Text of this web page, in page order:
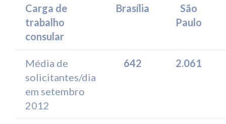
Carga de
trabalho
consular
Brasília
São
Paulo
Média de
solicitantes/dia
em setembro
2012
642 2.061